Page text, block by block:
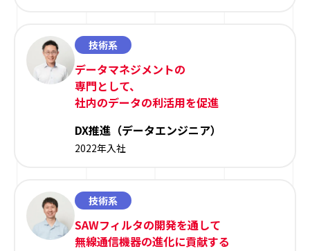
技術系
データマネジメントの
専門として、
社内のデータの利活用を促進
DX推進（データエンジニア）
2022年入社
技術系
SAWフィルタの開発を通して
無線通信機器の進化に貢献する